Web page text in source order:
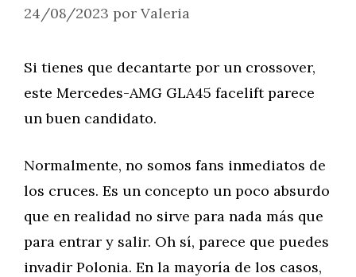
24/08/2023 por Valeria
Si tienes que decantarte por un crossover,
este Mercedes-AMG GLA45 facelift parece
un buen candidato.
Normalmente, no somos fans inmediatos de
los cruces. Es un concepto un poco absurdo
que en realidad no sirve para nada más que
para entrar y salir. Oh sí, parece que puedes
invadir Polonia. En la mayoría de los casos,